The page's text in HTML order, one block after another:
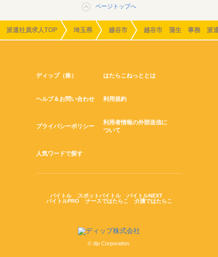
ページトップへ
派遣社員求人TOP 埼玉県 越谷市 越谷市 蒲生 事務 派遣
ディップ（株） はたらこねっととは
ヘルプ＆お問い合わせ 利用規約
プライバシーポリシー
利用者情報の外部送信に
ついて
人気ワードで探す
バイトル スポットバイトル
バイトルNEXT
バイトルPRO
ナースではたらこ 介護ではたらこ
© dip Corporation.